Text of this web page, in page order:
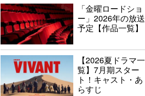
「金曜ロードショ
ー」2026年の放送
予定【作品一覧】
【2026夏ドラマ一
覧】7月期スター
ト！キャスト・あ
らすじ